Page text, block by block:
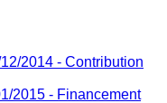
2014 - Contribution
2015 - Financement